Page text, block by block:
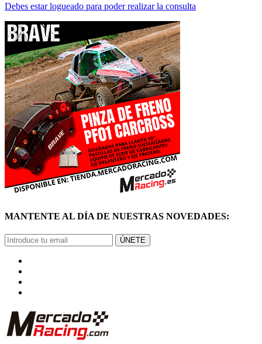
Debes estar logueado para poder realizar la consulta
MANTENTE AL DÍA DE NUESTRAS NOVEDADES:
ÚNETE